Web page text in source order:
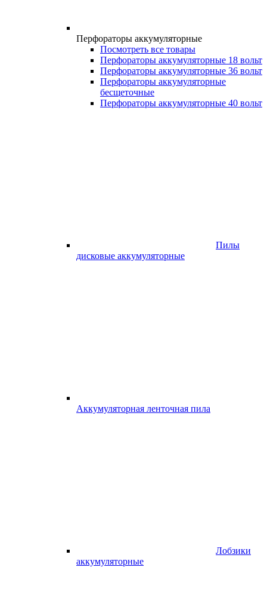
Перфораторы аккумуляторные
Посмотреть все товары
Перфораторы аккумуляторные 18 вольт
Перфораторы аккумуляторные 36 вольт
Перфораторы аккумуляторные
бесщеточные
Перфораторы аккумуляторные 40 вольт
Пилы
дисковые аккумуляторные
Аккумуляторная ленточная пила
Лобзики
аккумуляторные